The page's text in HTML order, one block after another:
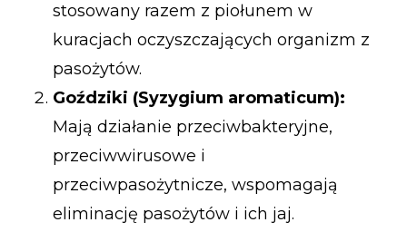
stosowany razem z piołunem w
kuracjach oczyszczających organizm z
pasożytów.
Goździki (Syzygium aromaticum):
Mają działanie przeciwbakteryjne,
przeciwwirusowe i
przeciwpasożytnicze, wspomagają
eliminację pasożytów i ich jaj.